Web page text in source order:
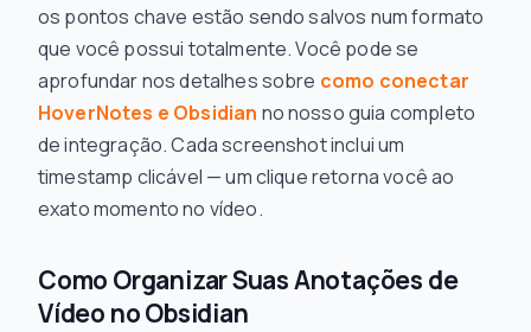
os pontos chave estão sendo salvos num formato
que você possui totalmente. Você pode se
aprofundar nos detalhes sobre como conectar
HoverNotes e Obsidian no nosso guia completo
de integração. Cada screenshot inclui um
timestamp clicável — um clique retorna você ao
exato momento no vídeo.
Como Organizar Suas Anotações de
Vídeo no Obsidian